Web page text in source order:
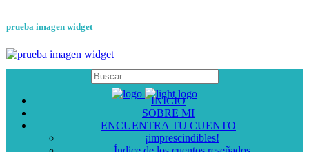
prueba imagen widget
INICIO
SOBRE MI
ENCUENTRA TU CUENTO
¡imprescindibles!